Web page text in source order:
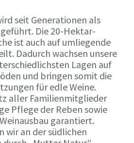
seit Generationen als
Die 20-Hektar-
ist auch auf umliegende
Dadurch wachsen unsere
Lagen auf
und bringen somit die
für edle Weine.
aller Familienmitglieder
Pflege der Reben sowie
garantiert.
wir an der südlichen